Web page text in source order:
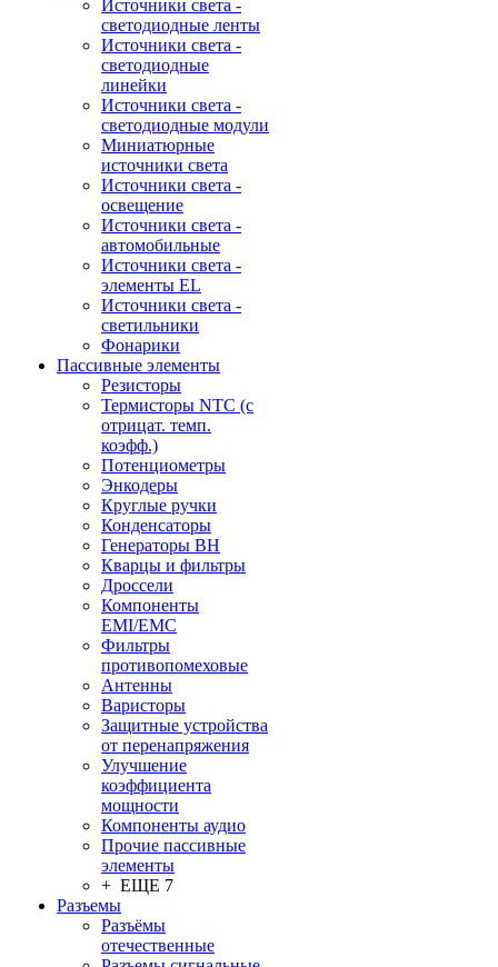
Источники света -
светодиодные ленты
Источники света -
светодиодные
линейки
Источники света -
светодиодные модули
Миниатюрные
источники света
Источники света -
освещение
Источники света -
автомобильные
Источники света -
элементы EL
Источники света -
светильники
Фонарики
Пассивные элементы
Резисторы
Термисторы NTC (с
отрицат. темп.
коэфф.)
Потенциометры
Энкодеры
Круглые ручки
Конденсаторы
Генераторы ВН
Кварцы и фильтры
Дроссели
Компоненты
EMI/EMC
Фильтры
противопомеховые
Антенны
Варисторы
Защитные устройства
от перенапряжения
Улучшение
коэффициента
мощности
Компоненты аудио
Прочие пассивные
элементы
+ ЕЩЕ 7
Разъeмы
Разъёмы
отечественные